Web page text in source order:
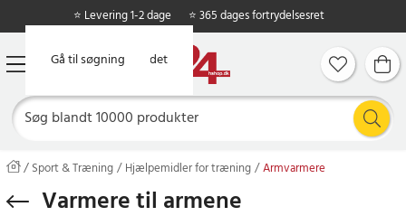
Gå til hovedindholdet
Gå til søgning
⭐ Levering 1-2 dage ⭐ 365 dages fortrydelsesret
Sport & Træning Hjælpemidler for træning Armvarmere
Varmere til armene